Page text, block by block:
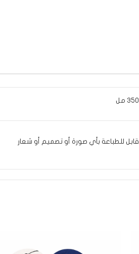
350 مل
قابل للطباعة بأي صورة أو تصميم أو شعار